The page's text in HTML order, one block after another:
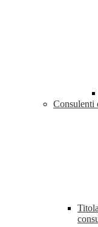
Consulenti